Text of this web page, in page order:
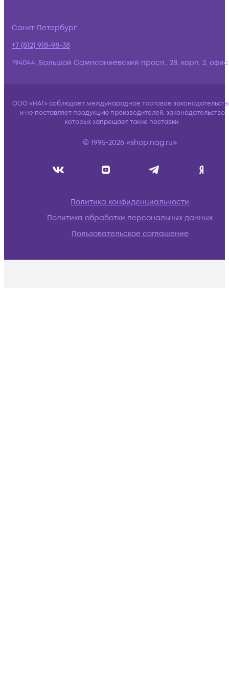
Санкт-Петербург
+7 (812) 918-98-38
194044, Большой Сампсониевский просп., 28, корп. 2,
ООО «НАГ» соблюдает международное торговое
и не поставляет продукцию производителей, законодательство
которых запрещает такие поставки.
© 1995-2026 «shop.nag.ru»
Политика конфиденциальности
Политика обработки персональных данных
Пользовательское соглашение